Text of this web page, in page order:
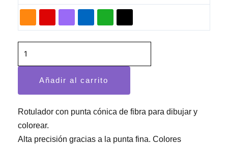
Añadir al carrito
Rotulador con punta cónica de fibra para dibujar y
colorear.
Alta precisión gracias a la punta fina. Colores